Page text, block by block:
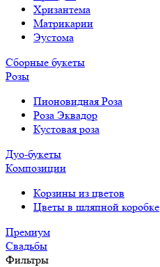
Хризантема
Матрикарии
Эустома
Сборные букеты
Розы
Пионовидная Роза
Роза Эквадор
Кустовая роза
Дуо-букеты
Композиции
Корзины из цветов
Цветы в шляпной коробке
Премиум
Свадьбы
Фильтры